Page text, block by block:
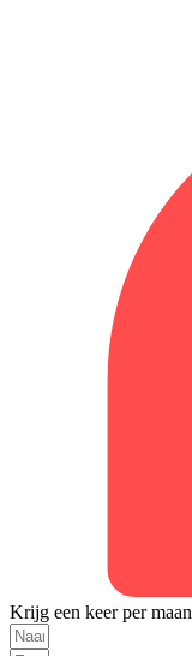
Krijg een keer per